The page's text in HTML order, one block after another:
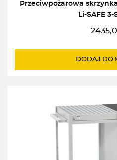
Przeciwpożarowa
Li-SAFE 3-
DODAJ DO